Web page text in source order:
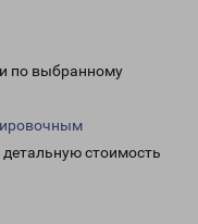
по выбранному
детальную стоимость